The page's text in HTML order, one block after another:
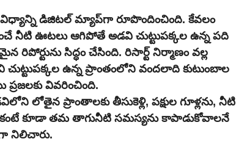
రూపొందించింది. కేవలం
నీటి ఊటలు ఆగిపోతే అడవి చుట్టుపక్కల ఉన్న పది
సిద్ధం చేసింది. రిసార్ట్ నిర్మాణం వల్ల
ఉన్న ప్రాంతంలోని వందలాది కుటుంబాల
వివరించింది.
లోతైన ప్రాంతాలకు తీసుకెళ్లి, పక్షుల గూళ్లను, నీటి
కంటే కూడా తమ తాగునీటి సమస్యను కాపాడుకోవాలనే
నిలిచారు.